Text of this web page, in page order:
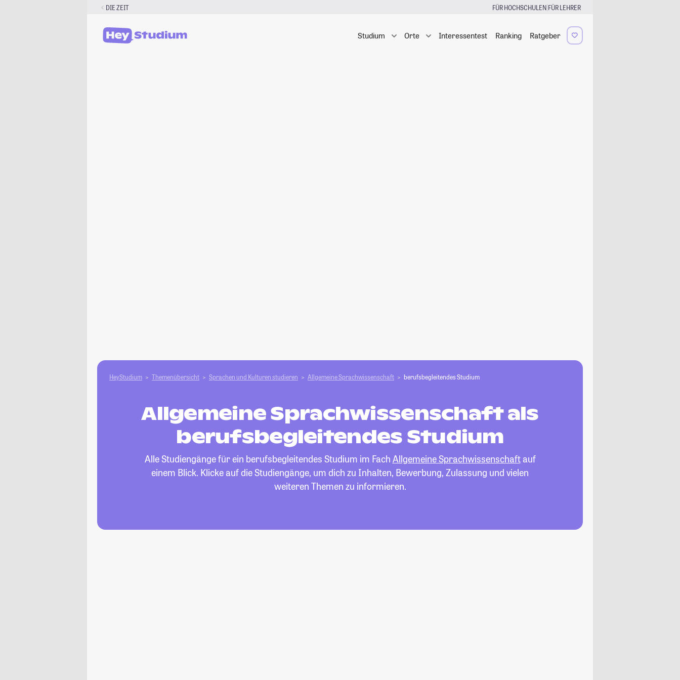
DIE ZEIT FÜR HOCHSCHULEN|FÜR LEHRER
Studium Orte Interessentest Ranking Ratgeber
HeyStudium Themenübersicht Sprachen und Kulturen studieren Allgemeine Sprachwissenschaft berufsbegleitendes Studium
Allgemeine Sprachwissenschaft als
berufsbegleitendes Studium
Alle Studiengänge für ein berufsbegleitendes Studium im Fach Allgemeine Sprachwissenschaftauf
einem Blick. Klicke auf die Studiengänge, um dich zu Inhalten, Bewerbung, Zulassung und vielen
weiteren Themen zu informieren.